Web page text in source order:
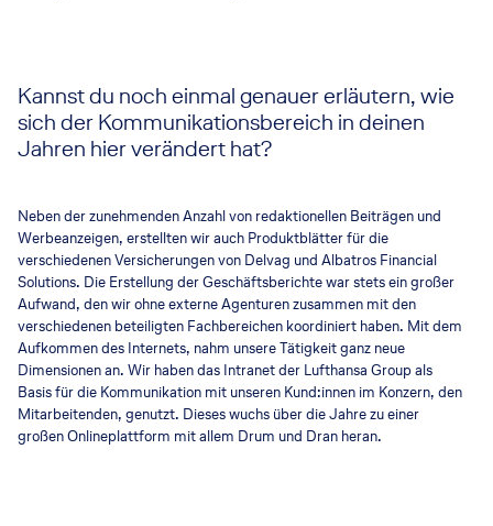
Kannst du noch einmal genauer erläutern, wie
sich der Kommunikationsbereich in deinen
Jahren hier verändert hat?
Neben der zunehmenden Anzahl von redaktionellen Beiträgen und
Werbeanzeigen, erstellten wir auch Produktblätter für die
verschiedenen Versicherungen von Delvag und Albatros Financial
Solutions. Die Erstellung der Geschäftsberichte war stets ein großer
Aufwand, den wir ohne externe Agenturen zusammen mit den
verschiedenen beteiligten Fachbereichen koordiniert haben. Mit dem
Aufkommen des Internets, nahm unsere Tätigkeit ganz neue
Dimensionen an. Wir haben das Intranet der Lufthansa Group als
Basis für die Kommunikation mit unseren Kund:innen im Konzern, den
Mitarbeitenden, genutzt. Dieses wuchs über die Jahre zu einer
großen Onlineplattform mit allem Drum und Dran heran.